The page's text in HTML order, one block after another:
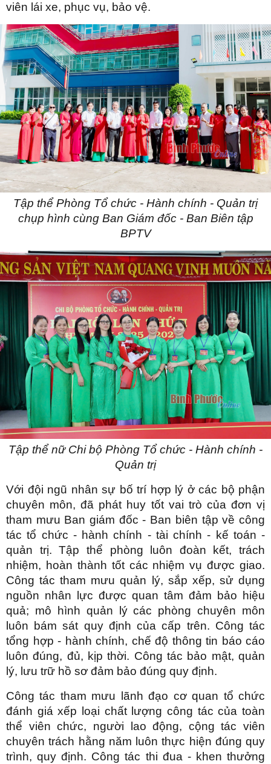
viên lái xe, phục vụ, bảo vệ.
Tập thể Phòng Tổ chức - Hành chính - Quản trị
chụp hình cùng Ban Giám đốc - Ban Biên tập
BPTV
Tập thể nữ Chi bộ Phòng Tổ chức - Hành chính -
Quản trị
Với đội ngũ nhân sự bố trí hợp lý ở các bộ phận
chuyên môn, đã phát huy tốt vai trò của đơn vị
tham mưu Ban giám đốc - Ban biên tập về công
tác tổ chức - hành chính - tài chính - kế toán -
quản trị. Tập thể phòng luôn đoàn kết, trách
nhiệm, hoàn thành tốt các nhiệm vụ được giao.
Công tác tham mưu quản lý, sắp xếp, sử dụng
nguồn nhân lực được quan tâm đảm bảo hiệu
quả; mô hình quản lý các phòng chuyên môn
luôn bám sát quy định của cấp trên. Công tác
tổng hợp - hành chính, chế độ thông tin báo cáo
luôn đúng, đủ, kịp thời. Công tác bảo mật, quản
lý, lưu trữ hồ sơ đảm bảo đúng quy định.
Công tác tham mưu lãnh đạo cơ quan tổ chức
đánh giá xếp loại chất lượng công tác của toàn
thể viên chức, người lao động, cộng tác viên
chuyên trách hằng năm luôn thực hiện đúng quy
trình, quy định. Công tác thi đua - khen thưởng